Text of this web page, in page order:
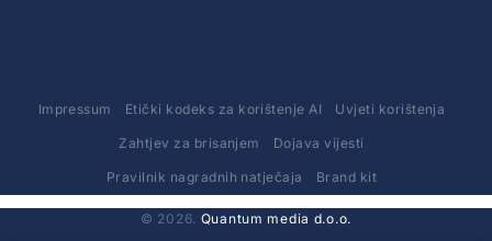
Impressum Etički kodeks za korištenje AI Uvjeti korištenja
Zahtjev za brisanjem Dojava vijesti
Pravilnik nagradnih natječaja Brand kit
© 2026. Quantum media d.o.o.